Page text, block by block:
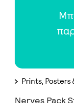
Prints, Posters
Nerves Pack